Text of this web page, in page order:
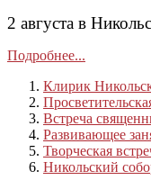
2 августа в
Подробнее...
Клирик
Встреча
Развивающее
Творческая
Никольский